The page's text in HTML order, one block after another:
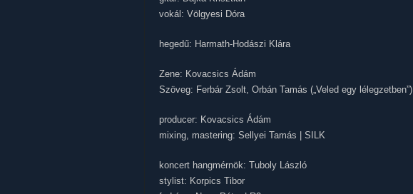
vokál: Völgyesi Dóra
hegedű: Harmath-Hodászi Klára
Zene: Kovacsics Ádám
Szöveg: Ferbár Zsolt, Orbán Tamás („Veled egy lélegzetben”)
producer: Kovacsics Ádám
mixing, mastering: Sellyei Tamás | SILK
koncert hangmérnök: Tuboly László
stylist: Korpics Tibor